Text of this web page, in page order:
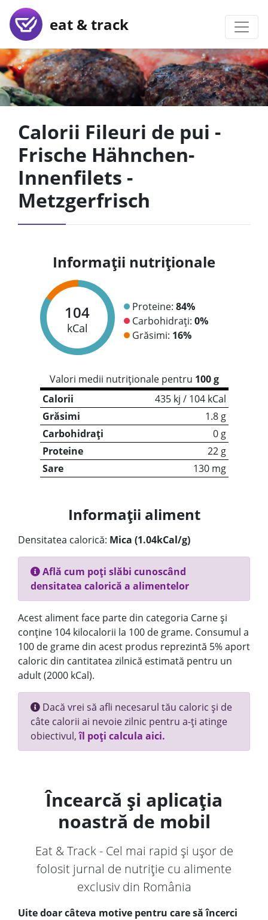
eat & track
Calorii Fileuri de pui -
Frische Hähnchen-
Innenfilets -
Metzgerfrisch
Informații nutriționale
104
kCal
Proteine: 84%
Carbohidrați: 0%
Grăsimi: 16%
Valori medii nutriționale pentru 100 g
Calorii
435 kj / 104 kCal
Grăsimi
1.8 g
Carbohidrați
0 g
Proteine
22 g
Sare
130 mg
Informații aliment
Densitatea calorică: Mica (1.04kCal/g)
Află cum poți slăbi cunoscând
densitatea calorică a alimentelor
Acest aliment face parte din categoria Carne și
conține 104 kilocalorii la 100 de grame. Consumul a
100 de grame din acest produs reprezintă 5% aport
caloric din cantitatea zilnică estimată pentru un
adult (2000 kCal).
Dacă vrei să afli necesarul tău caloric și de
câte calorii ai nevoie zilnic pentru a-ți atinge
obiectivul,îl poți calcula aici.
Încearcă și aplicația
noastră de mobil
Eat & Track - Cel mai rapid și ușor de
folosit jurnal de nutriție cu alimente
exclusiv din România
Uite doar câteva motive pentru care să încerci